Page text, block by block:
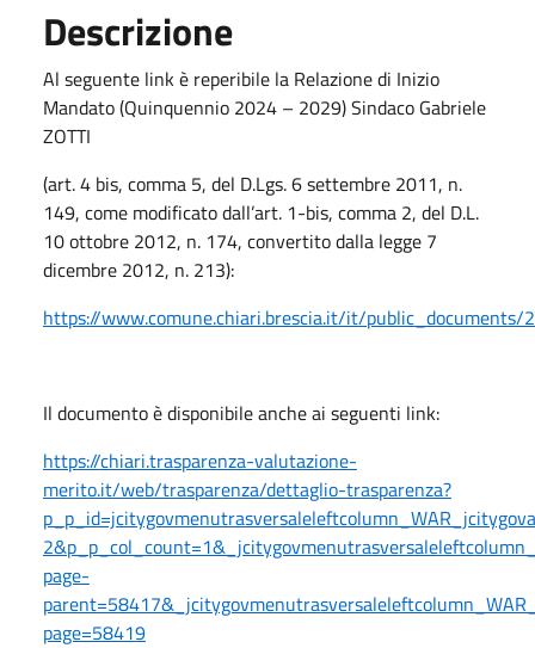
Descrizione
Al seguente link è reperibile la Relazione di Inizio
Mandato (Quinquennio 2024 – 2029) Sindaco Gabriele
ZOTTI
(art. 4 bis, comma 5, del D.Lgs. 6 settembre 2011, n.
149, come modificato dall’art. 1-bis, comma 2, del D.L.
10 ottobre 2012, n. 174, convertito dalla legge 7
dicembre 2012, n. 213):
https://www.comune.chiari.brescia.it/it/public_documents/
Il documento è disponibile anche ai seguenti link:
https://chiari.trasparenza-valutazione-
merito.it/web/trasparenza/dettaglio-trasparenza?
page-
page=58419